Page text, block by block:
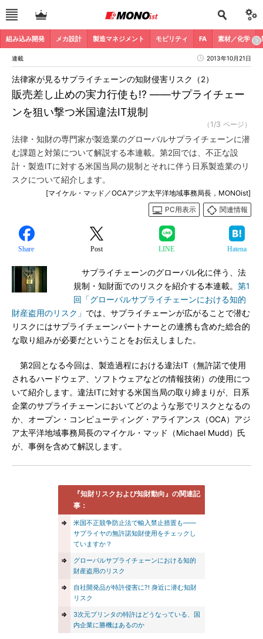
組み込み開発 メカ設計 製造マネジメント モビリティ FA 素材／化学
連載 2013年10月21日
販売差し止めの実力行使も!? ――サプライチェー
ンを狙い撃つ米国違法IT規制
法律家が見るサプライチェーンの知財侵害リスク（2）
（1/3 ページ）
法律・知財の専門家が製造業のグローバルサプライチェーンに潜
む課題と対策について解説する本連載。第2回では、不正な設
計・製造ITに対する米国当局の規制とそれに伴う日系製造業のリ
スクについて紹介します。
[マイケル・マッド／OCAアジア太平洋地域事務局長，MONOist]
PC用表示
関連情報
Share Post LINE Hatena
サプライチェーンのグローバル化に伴う、法
規制・知財面でのリスクを紹介する本連載。 第1
回「グローバルサプライチェーンにおける知的
財産盗用のリスク」 では、サプライチェーンが広がることで潜む
リスクにはサプライチェーンパートナーとの連携も含めた総合的
な取り組みが必要だということをお伝えしました。
第2回となる今回は、製造過程における違法IT（無許諾で使用
されるハードウェア、ソフトウェアなどの情報技術）の使用につ
いて紹介します。違法ITに対する米国当局の取り締まりが、日系
企業のサプライチェーンにおいてどのような形でリスクとなるの
か、オープン・コンピューティング・アライアンス（OCA）アジ
ア太平洋地域事務局長のマイケル・マッド（Michael Mudd）氏
が、事例を含めて解説します。
『知財リスクおよび知財動向』の関連記
事：
⇒
米国不正競争防止法で輸入禁止措置も――
サプライヤの無許諾知財使用をチェックし
ていますか？
⇒
グローバルサプライチェーンにおける知的
財産盗用のリスク
⇒
自社開発品が特許侵害に?! 身近に潜む知財
リスク
⇒
3次元プリンタの特許はどうなっている、国
内企業に勝機はあるのか